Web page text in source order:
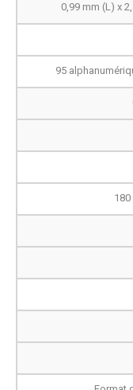
0,99 mm (L) x
95